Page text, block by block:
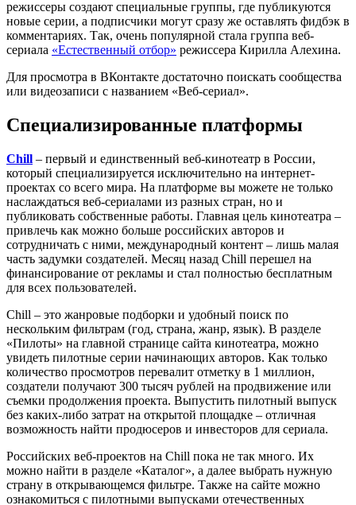
режиссеры создают специальные группы, где публикуются
новые серии, а подписчики могут сразу же оставлять фидбэк в
комментариях. Так, очень популярной стала группа веб-
сериала «Естественный отбор» режиссера Кирилла Алехина.
Для просмотра в ВКонтакте достаточно поискать сообщества
или видеозаписи с названием «Веб-сериал».
Специализированные платформы
Chill – первый и единственный веб-кинотеатр в России,
который специализируется исключительно на интернет-
проектах со всего мира. На платформе вы можете не только
наслаждаться веб-сериалами из разных стран, но и
публиковать собственные работы. Главная цель кинотеатра –
привлечь как можно больше российских авторов и
сотрудничать с ними, международный контент – лишь малая
часть задумки создателей. Месяц назад Chill перешел на
финансирование от рекламы и стал полностью бесплатным
для всех пользователей.
Chill – это жанровые подборки и удобный поиск по
нескольким фильтрам (год, страна, жанр, язык). В разделе
«Пилоты» на главной странице сайта кинотеатра, можно
увидеть пилотные серии начинающих авторов. Как только
количество просмотров перевалит отметку в 1 миллион,
создатели получают 300 тысяч рублей на продвижение или
съемки продолжения проекта. Выпустить пилотный выпуск
без каких-либо затрат на открытой площадке – отличная
возможность найти продюсеров и инвесторов для сериала.
Российских веб-проектов на Chill пока не так много. Их
можно найти в разделе «Каталог», а далее выбрать нужную
страну в открывающемся фильтре. Также на сайте можно
ознакомиться с пилотными выпусками отечественных